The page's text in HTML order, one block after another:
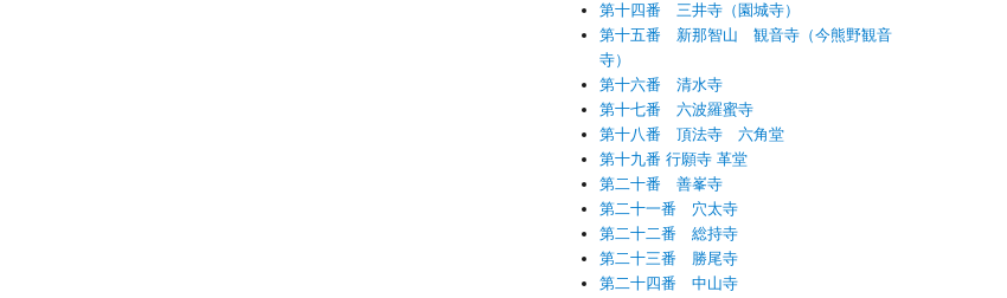
第十四番 三井寺（園城寺）
第十五番 新那智山 観音寺（今熊野観音
寺）
第十六番 清水寺
第十七番 六波羅蜜寺
第十八番 頂法寺 六角堂
第十九番 行願寺 革堂
第二十番 善峯寺
第二十一番 穴太寺
第二十二番 総持寺
第二十三番 勝尾寺
第二十四番 中山寺